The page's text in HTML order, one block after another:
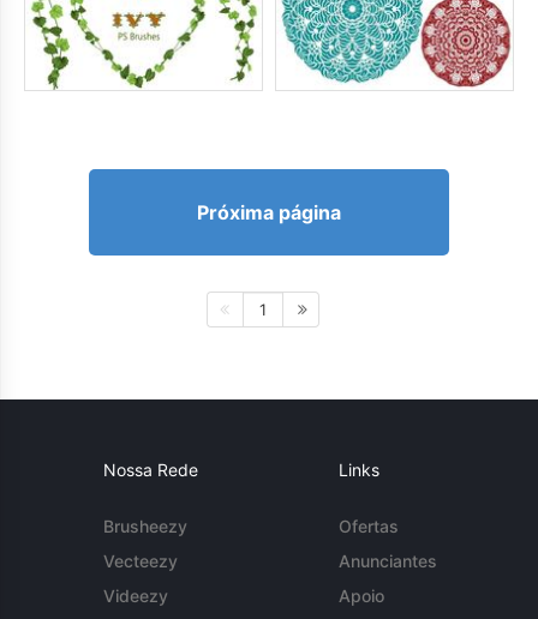
Próxima página
1
Nossa Rede
Brusheezy
Vecteezy
Videezy
Links
Ofertas
Anunciantes
Apoio